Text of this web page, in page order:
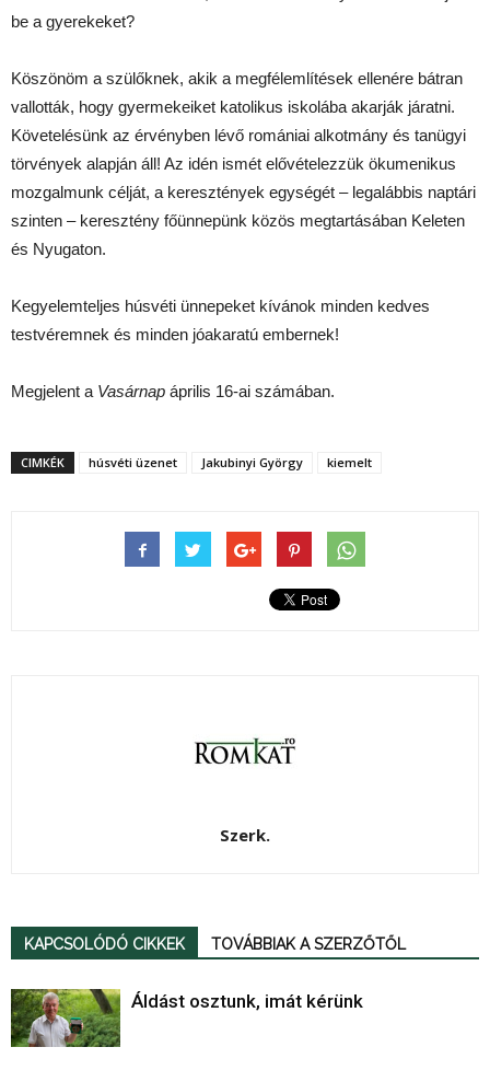
be a gyerekeket?
Köszönöm a szülőknek, akik a megfélemlítések ellenére bátran
vallották, hogy gyermekeiket katolikus iskolába akarják járatni.
Követelésünk az érvényben lévő romániai alkotmány és tanügyi
törvények alapján áll! Az idén ismét elővételezzük ökumenikus
mozgalmunk célját, a keresztények egységét – legalábbis naptári
szinten – keresztény főünnepünk közös megtartásában Keleten
és Nyugaton.
Kegyelemteljes húsvéti ünnepeket kívánok minden kedves
testvéremnek és minden jóakaratú embernek!
Megjelent a Vasárnap április 16-ai számában.
CIMKÉK húsvéti üzenet Jakubinyi György kiemelt
Szerk.
KAPCSOLÓDÓ CIKKEK TOVÁBBIAK A SZERZŐTŐL
Áldást osztunk, imát kérünk